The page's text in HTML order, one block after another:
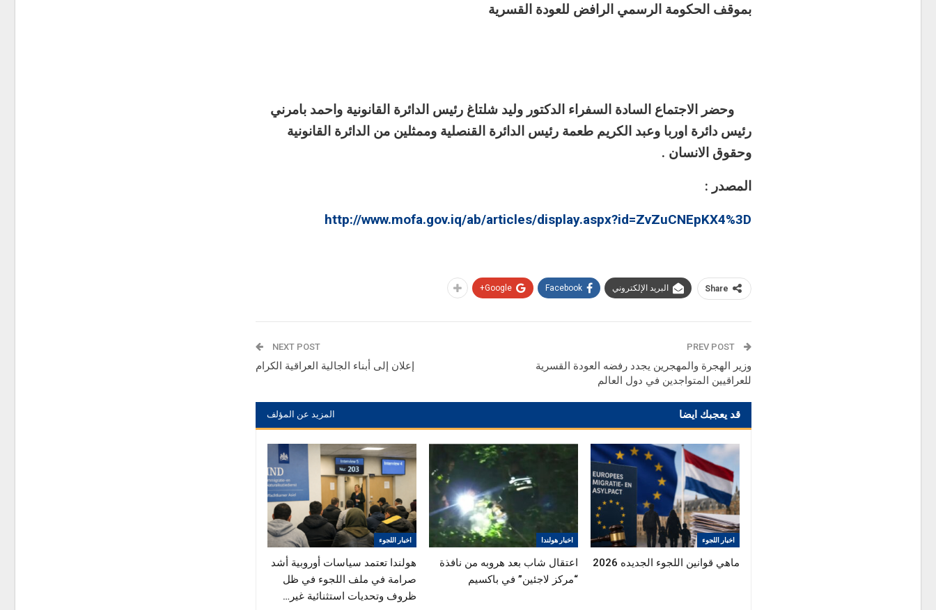
بموقف الحكومة الرسمي الرافض للعودة القسرية
وحضر الاجتماع السادة السفراء الدكتور وليد شلتاغ رئيس الدائرة القانونية واحمد بامرني
رئيس دائرة اوربا وعبد الكريم طعمة رئيس الدائرة القنصلية وممثلين من الدائرة القانونية
وحقوق الانسان .
المصدر :
http://www.mofa.gov.iq/ab/articles/display.aspx?id=ZvZuCNEpKX4%3D
Share البريد الإلكتروني Facebook
Google+
وزير الهجرة والمهجرين يجدد رفضه العودة القسرية
للعراقيين المتواجدين في دول العالم
NEXT POST
إعلان إلى أبناء الجالية العراقية الكرام
قد يعجبك ايضا المزيد عن المؤلف
اخبار اللجوء
ماهي قوانين اللجوء الجديده 2026
اخبار هولندا
اعتقال شاب بعد هروبه من نافذة
“مركز لاجئين” في باكسيم
اخبار اللجوء
هولندا تعتمد سياسات أوروبية أشد
صرامة في ملف اللجوء في ظل
ظروف وتحديات استثنائية غير…